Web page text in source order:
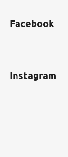
Facebook
Instagram